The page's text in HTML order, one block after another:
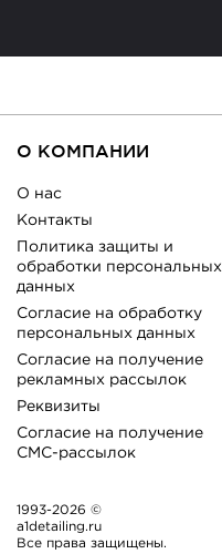
О КОМПАНИИ
О нас
Контакты
Политика защиты и
обработки персональных
данных
Согласие на обработку
персональных данных
Согласие на получение
рекламных рассылок
Реквизиты
Согласие на получение
СМС-рассылок
1993-2026 ©
a1detailing.ru
Все права защищены.